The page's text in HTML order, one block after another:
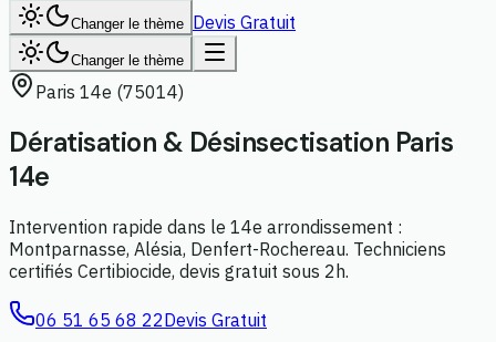
Changer le thème Devis Gratuit
Changer le thème
Paris 14e (75014)
Dératisation & Désinsectisation Paris
14e
Intervention rapide dans le 14e arrondissement :
Montparnasse, Alésia, Denfert-Rochereau. Techniciens
certifiés Certibiocide, devis gratuit sous 2h.
06 51 65 68 22Devis Gratuit